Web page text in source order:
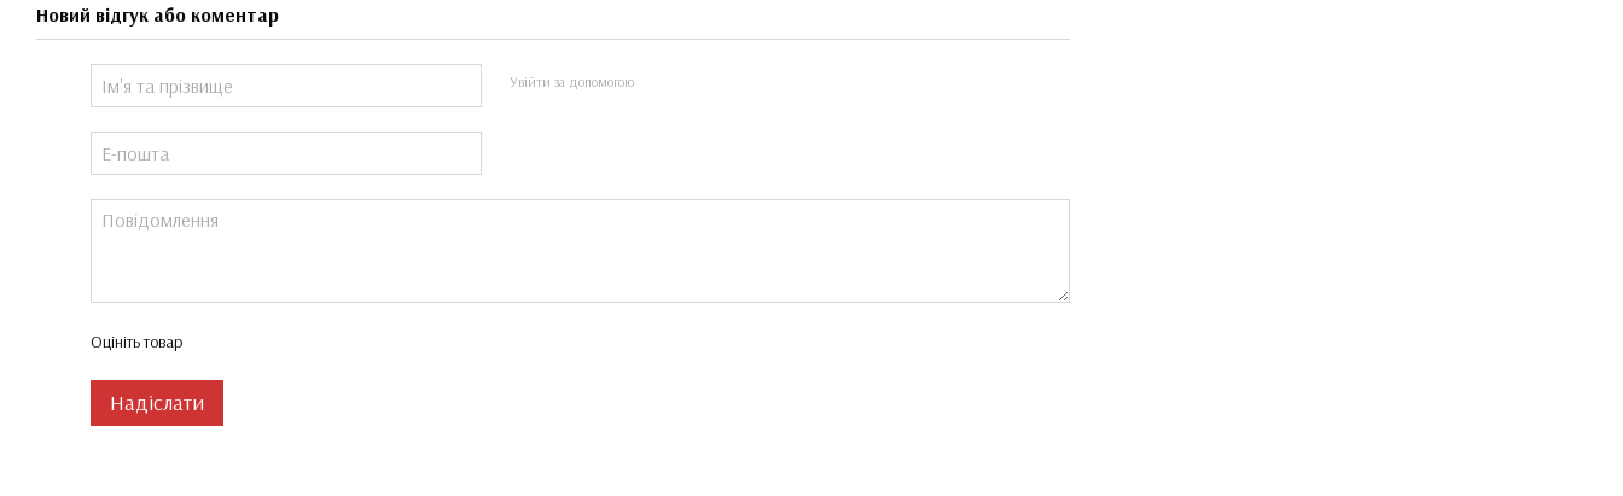
Новий відгук або коментар
Увійти за допомогою
Оцініть товар
Надіслати